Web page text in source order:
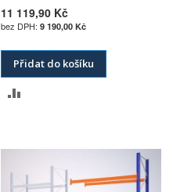
11 119,90 Kč
9 190,00 Kč
Přidat do košíku
POROVNÁNÍ